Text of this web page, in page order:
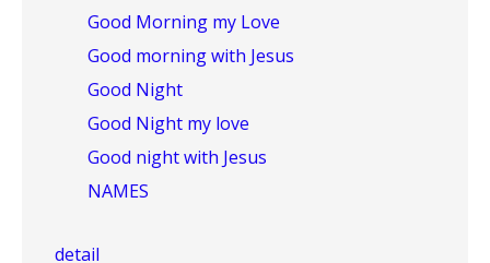
Good Morning my Love
Good morning with Jesus
Good Night
Good Night my love
Good night with Jesus
NAMES
detail